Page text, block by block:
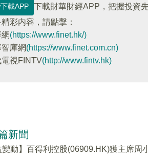
下載APP
下載財華財經APP，把握投資
彩内容，請點擊：
(https://www.finet.hk/)
庫網(https://www.finet.com.cn)
電視FINTV(http://www.fintv.hk)
新聞
變動】百得利控股(06909.HK)獲主席周